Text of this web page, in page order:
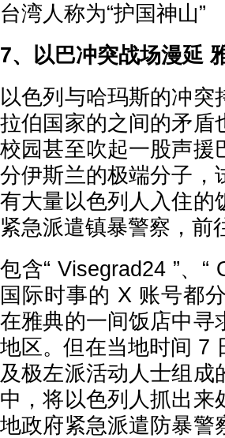
台湾人称为“护国神山”
7、以巴冲突战场漫延
以色列与哈玛斯的冲突
拉伯国家的之间的矛盾
校园甚至吹起一股声援
分伊斯兰的极端分子，
有大量以色列人入住的
紧急派遣镇暴警察，前
包含“ Visegrad24 ”、
国际时事的 X 账号都
在雅典的一间饭店中寻
地区。但在当地时间 7
及极左派活动人士组成
中，将以色列人抓出来
地政府紧急派遣防暴警